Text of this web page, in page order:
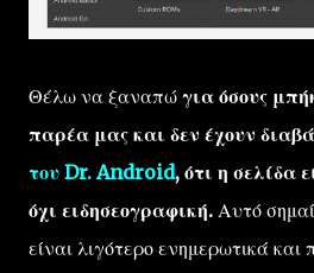
Θέλω να ξαναπώ για όσους
παρέα μας και δεν έχουν
του Dr. Android, ότι η σελίδα
όχι ειδησεογραφική. Αυτό
είναι λιγότερο ενημερωτικά και